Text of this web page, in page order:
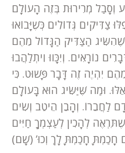
וְסָבַל מְרִירוּת בְּזֶה הָעוֹלָם
צַדִּיקִים גְּדוֹלִים כְּשֶׁיָּבוֹאוּ
הַצַּדִּיק הַגָּדוֹל מֵהֶם
נוֹרָאִים. וְיִכָּווּ וִיתְלַהֲבוּ
יִהְיֶה זֶה דָּבָר פָּשׁוּט. כִּי
וּמַה שֶּׁיַּשִּׂיג הוּא בָּעוֹלָם
לַחֲבֵרוֹ. וְהָבֵן הֵיטֵב וְשִׂים
לְהָכִין לְעַצְמְךָ חַיִּים
חָכַמְתָּ חָכַמְתָּ לָךְ וְכוּ’ (שָׁם)